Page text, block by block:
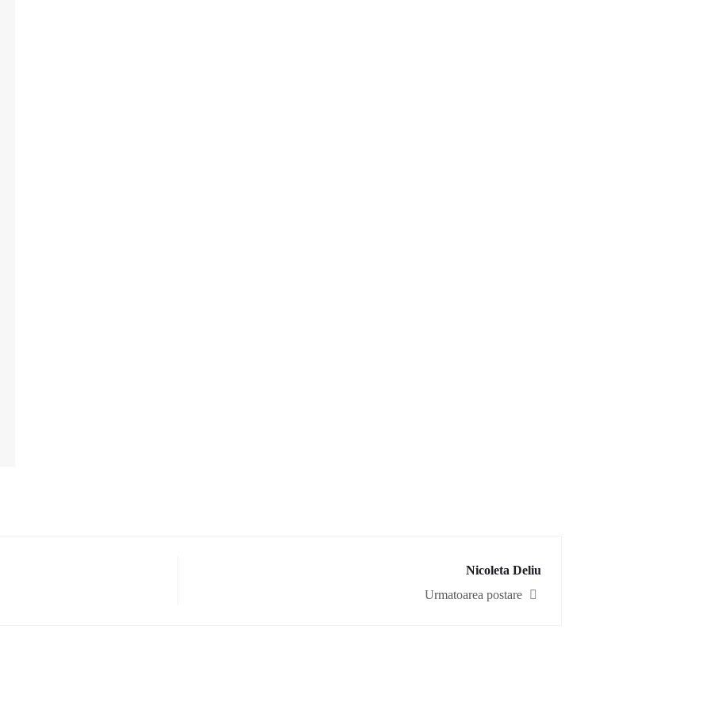
Nicoleta Deliu
Urmatoarea postare